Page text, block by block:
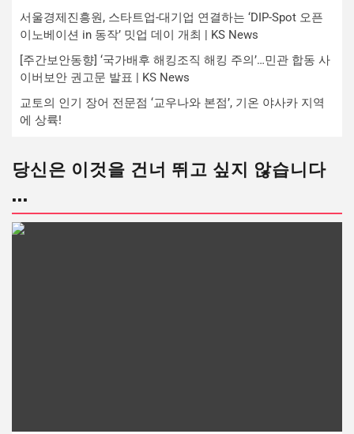
서울경제진흥원, 스타트업-대기업 연결하는 ‘DIP-Spot 오픈
이노베이션 in 동작’ 밋업 데이 개최 | KS News
[주간보안동향] ‘국가배후 해킹조직 해킹 주의’…민관 합동 사
이버보안 권고문 발표 | KS News
교토의 인기 장어 전문점 ‘교우나와 본점’, 기온 야사카 지역
에 상륙!
당신은 이것을 건너 뛰고 싶지 않습니다
...